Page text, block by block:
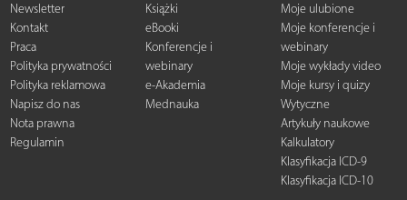
Newsletter
Kontakt
Praca
Polityka prywatności
Polityka reklamowa
Napisz do nas
Nota prawna
Regulamin
Książki
eBooki
Konferencje i
webinary
e-Akademia
Mednauka
Moje ulubione
Moje konferencje i
webinary
Moje wykłady video
Moje kursy i quizy
Wytyczne
Artykuły naukowe
Kalkulatory
Klasyfikacja ICD-9
Klasyfikacja ICD-10